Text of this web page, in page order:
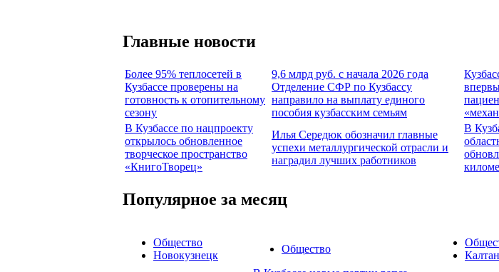
Главные новости
Более 95% теплосетей в
Кузбассе проверены на
готовность к отопительному
сезону
9,6 млрд руб. с начала 2026 года
Отделение СФР по Кузбассу
направило на выплату единого
пособия кузбасским семьям
В Кузбассе по нацпроекту
открылось обновленное
творческое пространство
«КнигоТворец»
Илья Середюк обозначил главные
успехи металлургической отрасли и
наградил лучших работников
В
Популярное за месяц
Общество
Новокузнецк
Общество
Калтан